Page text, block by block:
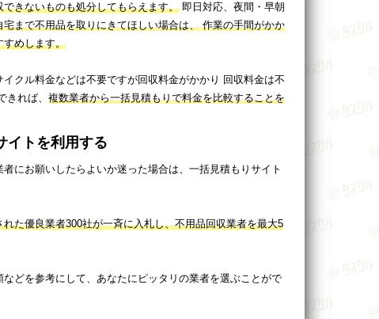
きないものも処分してもらえます。即日対応、夜間・早朝
宅まで不用品を取りにきてほしい場合は、 作業の手間がかか
すめします。
クル料金などは不要ですが回収料金がかかり 回収料金は不
れば、 複数業者から一括見積もりで料金を比較することを
イトを利用する
にお願いしたらよいか迷った場合は、一括見積もりサイト
た優良業者300社が一斉に入札し、不用品回収業者を最大5
どを参考にして、あなたにピッタリの業者を選ぶことがで